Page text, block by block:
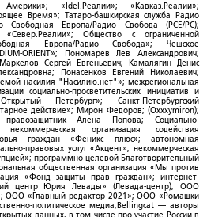
«Idel.Реалии»; «Кавказ.Реалии»;
Время»; Татаро-башкирская служба Радио
Европа/Радио Свобода (PCE/PC);
«Север.Реалии»; Общество с ограниченной
Европа/Радио Свобода»; Чешское
ORIENT»; Пономарев Лев Александрович;
Сергей Евгеньевич; Камалягин Денис
Понасенков Евгений Николаевич;
насилия "Насилию.нет"»; межрегиональная
социально-просветительских инициатив и
Петербург»; Санкт-Петербургский
действие»; Мирон Федоров; (Oxxxymiron);
Алена Попова; Социально-
организация содействия
граждан «Феникс плюс»; автономная
правовых услуг «Акцент»; некоммерческая
программно-целевой Благотворительный
общественная организация «Мы против
«Фонд защиты прав граждан»; интернет-
центр Юрия Левады» (Левада-центр); ООО
ООО «Главный редактор 2021»; ООО «Ромашки
политическое медиа;Bellingcat — авторы
данных, в том числе про участие России в